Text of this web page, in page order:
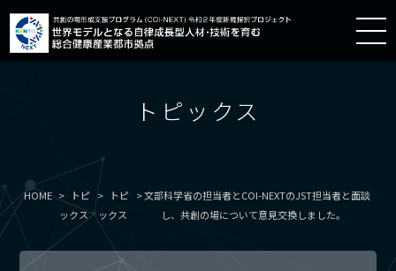
トピックス
HOME
トピ
ックス
トピ
ックス
文部科学省の担当者とCOI-NEXTのJST担当者と面談
し、共創の場について意見交換しました。